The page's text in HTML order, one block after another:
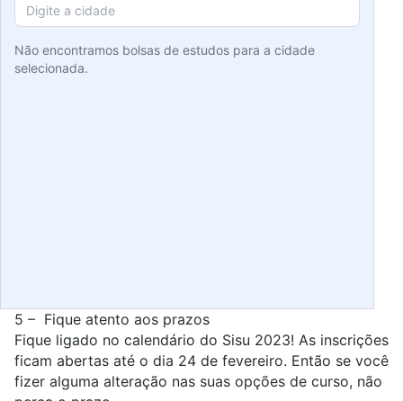
Não encontramos bolsas de estudos para a cidade
selecionada.
5 – Fique atento aos prazos
Fique ligado no calendário do Sisu 2023! As inscrições
ficam abertas até o dia 24 de fevereiro. Então se você
fizer alguma alteração nas suas opções de curso, não